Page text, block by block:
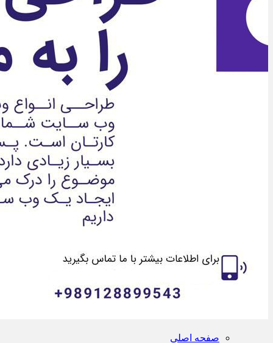
صفحه اصلی